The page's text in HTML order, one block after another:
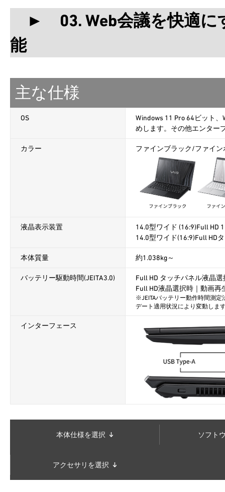
► 03. Web会議を快適に
能
主な仕様
OS
Windows 11 Pro 64ビット
めします。その他エンター
カラー ファインブラック/ファイ
液晶表示装置
14.0型ワイド (16:9)Full HD
14.0型ワイド(16:9)Full HD
本体質量 約1.038kg～
バッテリー駆動時間(JEITA3.0)
Full HD タッチパネル液晶
Full HD液晶選択時｜動画
※JEITAバッテリー動作時間測定
デート適用状況により変動しま
インターフェース
本体仕様を選択 ソフト
アクセサリを選択